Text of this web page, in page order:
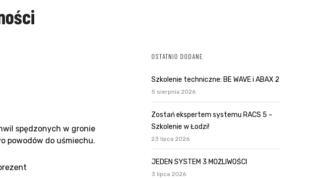
spędzonych w gronie
powodów do uśmiechu.
OSTATNIO DODANE
Szkolenie techniczne: BE WAVE i ABAX 2
5 sierpnia 2026
Zostań ekspertem systemu RACS 5 –
Szkolenie w Łodzi!
23 lipca 2026
JEDEN SYSTEM 3 MOŻLIWOŚCI
3 lipca 2026